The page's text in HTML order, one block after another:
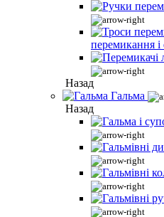
перемикання і
Назад
Гальма
Назад